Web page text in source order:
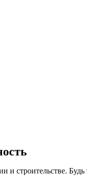
и строительстве.